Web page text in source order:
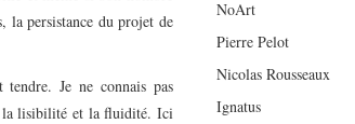
la persistance du projet de
Je ne connais pas
la lisibilité et la fluidité. Ici
NoArt
Pierre Pelot
Nicolas Rousseaux
Ignatus